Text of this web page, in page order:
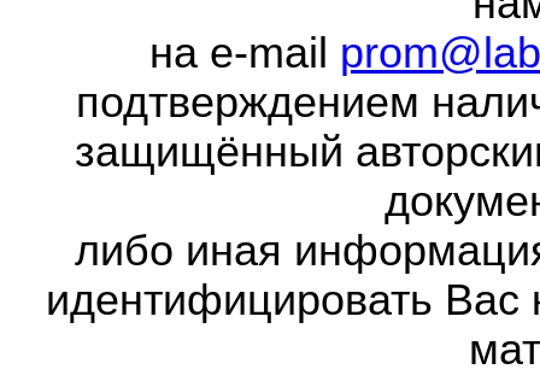
на e-mail
подтверждением
защищённый
либо иная
идентифицировать Вас